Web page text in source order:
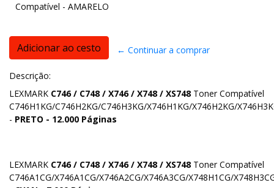
Compatível - AMARELO
← Continuar a comprar
Descrição:
LEXMARK C746 / C748 / X746 / X748 / XS748 Toner Compatível
C746H1KG/C746H2KG/C746H3KG/X746H1KG/X746H2KG/
- PRETO - 12.000 Páginas
LEXMARK C746 / C748 / X746 / X748 / XS748 Toner Compatível
C746A1CG/X746A1CG/X746A2CG/X746A3CG/X748H1CG/